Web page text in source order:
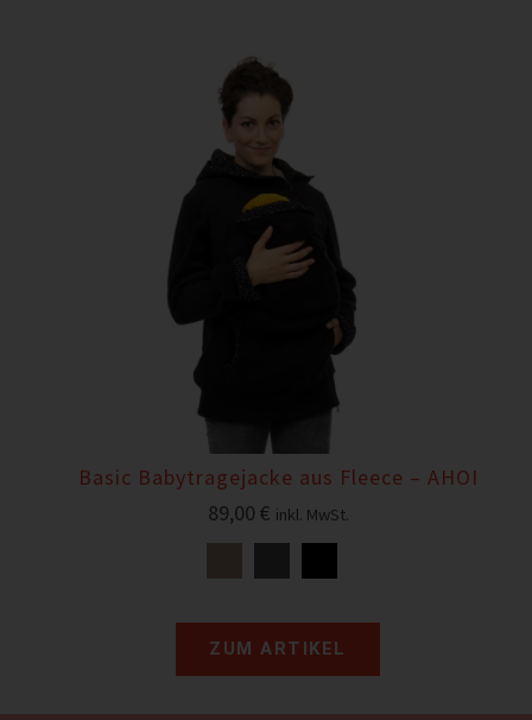
Basic Babytragejacke aus Fleece – AHOI
89,00 € inkl. MwSt.
ZUM ARTIKEL